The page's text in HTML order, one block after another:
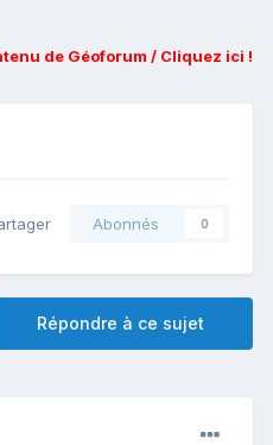
de Géoforum / Cliquez ici !
Abonnés 0
Répondre à ce sujet